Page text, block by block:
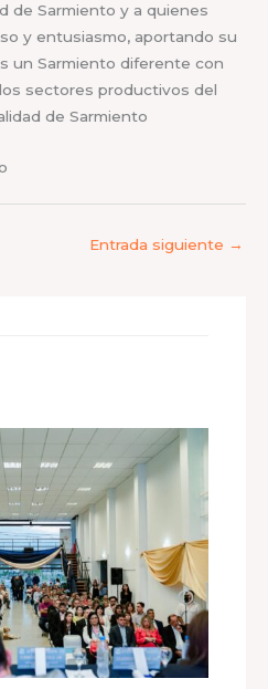
de Sarmiento y a quienes
y entusiasmo, aportando su
un Sarmiento diferente con
sectores productivos del
de Sarmiento
Entrada siguiente →